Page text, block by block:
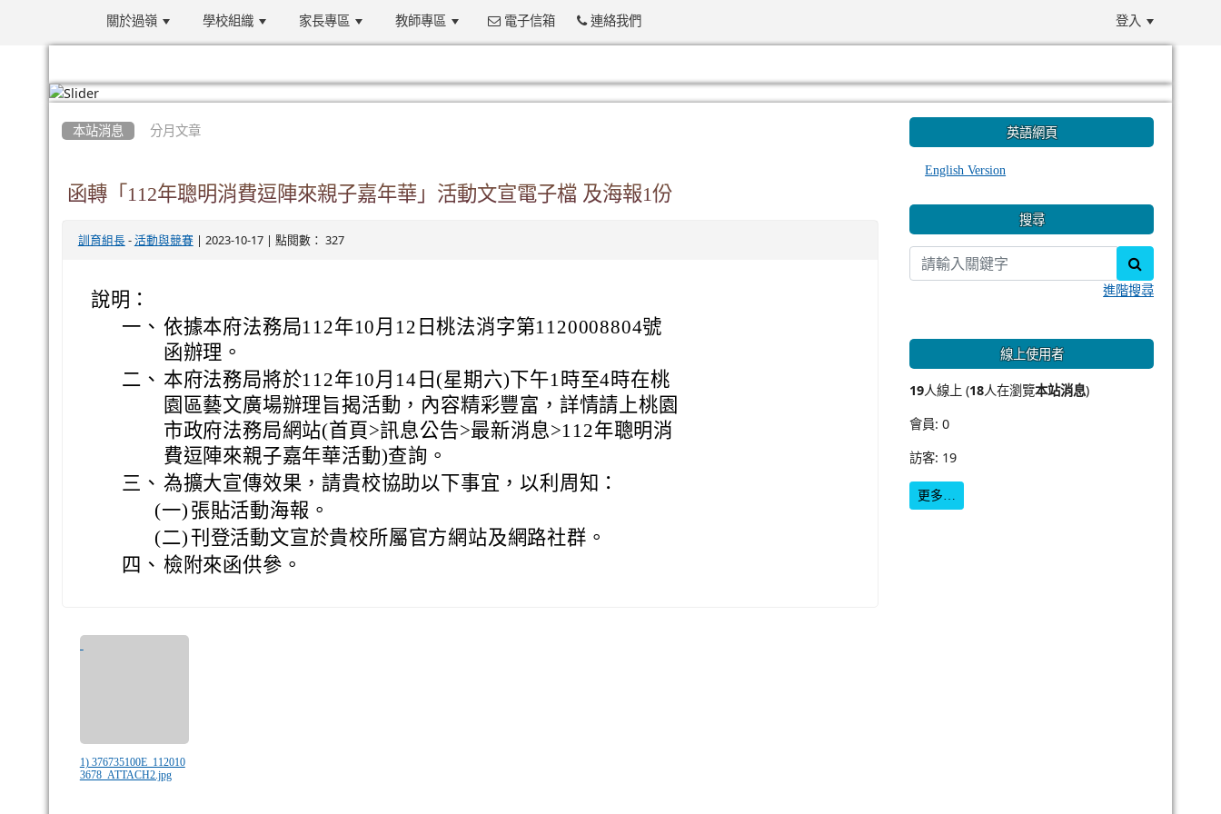
關於過嶺 學校組織 家長專區 教師專區 電子信箱 連絡我們 登入
本站消息 分月文章
函轉「112年聰明消費逗陣來親子嘉年華」活動文宣電子檔 及海報1份
訓育組長- 活動與競賽| 2023-10-17 | 點閱數： 327
說明：
一、 依據本府法務局112年10月12日桃法消字第1120008804號
函辦理。
二、 本府法務局將於112年10月14日(星期六)下午1時至4時在桃
園區藝文廣場辦理旨揭活動，內容精彩豐富，詳情請上桃園
市政府法務局網站(首頁>訊息公告>最新消息>112年聰明消
費逗陣來親子嘉年華活動)查詢。
三、 為擴大宣傳效果，請貴校協助以下事宜，以利周知：
(一) 張貼活動海報。
(二)刊登活動文宣於貴校所屬官方網站及網路社群。
四、 檢附來函供參。
1) 376735100E_112010
3678_ATTACH2.jpg
英語網頁
English Version
搜尋
進階搜尋
線上使用者
19人線上 (18人在瀏覽本站消息)
會員: 0
訪客: 19
更多…